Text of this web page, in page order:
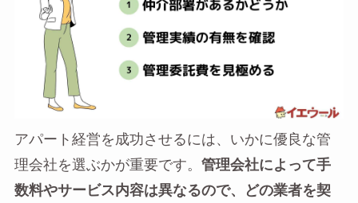
アパート経営を成功させるには、いかに優良な管
理会社を選ぶかが重要です。 管理会社によって手
数料やサービス内容は異なるので、どの業者を契